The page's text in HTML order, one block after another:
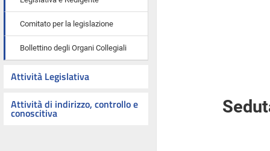
Comitato per la legislazione
Bollettino degli Organi Collegiali
Attività Legislativa
Attività di indirizzo, controllo e
conoscitiva